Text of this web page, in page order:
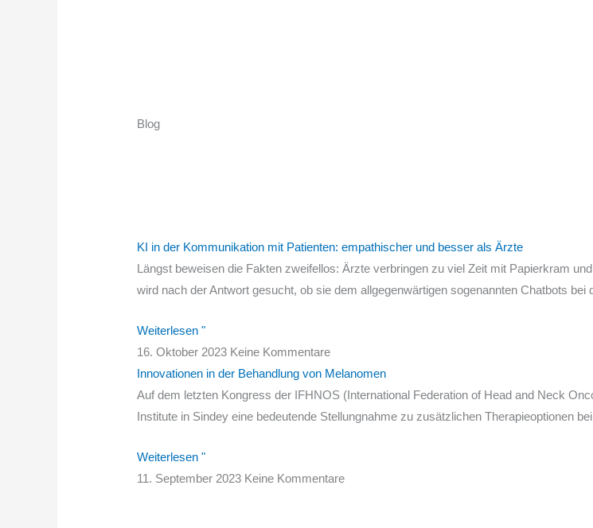
Blog
KI in der Kommunikation mit Patienten: empathischer und besser als Ärzte
Längst beweisen die Fakten zweifellos: Ärzte verbringen zu viel Zeit mit Papierkram
wird nach der Antwort gesucht, ob sie dem allgegenwärtigen sogenannten Chatbots bei
Weiterlesen "
16. Oktober 2023 Keine Kommentare
Innovationen in der Behandlung von Melanomen
Auf dem letzten Kongress der IFHNOS (International Federation of Head and Neck
Institute in Sindey eine bedeutende Stellungnahme zu zusätzlichen Therapieoptionen
Weiterlesen "
11. September 2023 Keine Kommentare